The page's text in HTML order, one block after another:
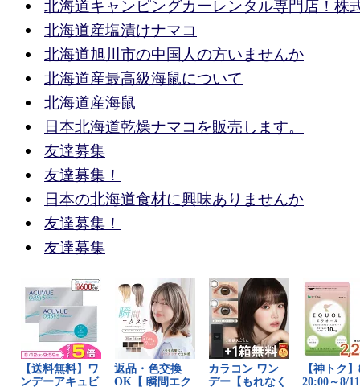
北海道キャンピングカーレンタル専門店！株
北海道産塩漬けナマコ
北海道旭川市の中国人の方いませんか
北海道産最高級海鼠について
北海道産海鼠
日本北海道乾燥ナマコを販売します。
友達募集
友達募集！
日本の北海道食材に興味ありませんか
友達募集！
友達募集